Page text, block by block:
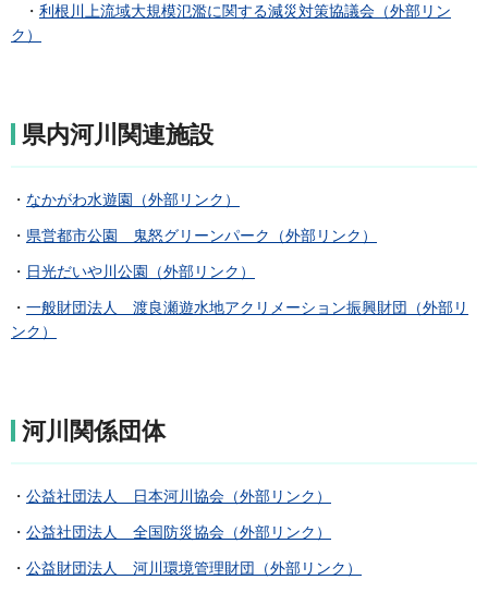
・ 利根川上流域大規模氾濫に関する減災対策協議会（外部リン
ク）
県内河川関連施設
・ なかがわ水遊園（外部リンク）
・ 県営都市公園 鬼怒グリーンパーク（外部リンク）
・ 日光だいや川公園（外部リンク）
・ 一般財団法人 渡良瀬遊水地アクリメーション振興財団（外部リ
ンク）
河川関係団体
・ 公益社団法人 日本河川協会（外部リンク）
・ 公益社団法人 全国防災協会（外部リンク）
・ 公益財団法人 河川環境管理財団（外部リンク）